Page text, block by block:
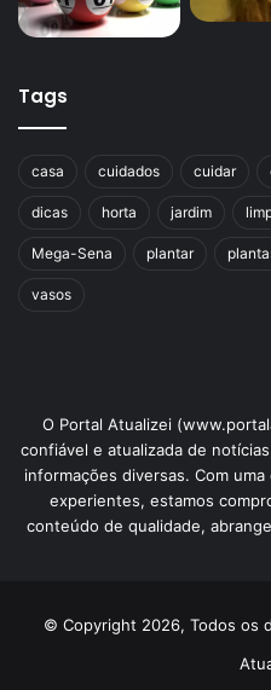
Tags
casa cuidados cuidar
dicas horta jardim
Mega-Sena plantar
vasos
O Portal Atualizei
confiável e atualizada de
informações diversas. Com
experientes, estamos
conteúdo de qualidade,
© Copyright 2026, Todos os